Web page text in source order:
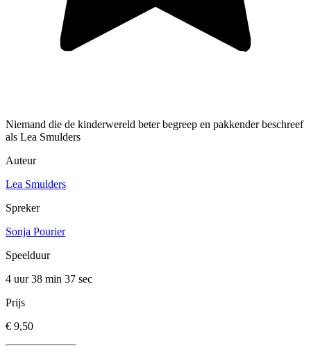
Niemand die de kinderwereld beter begreep en pakkender beschreef
als Lea Smulders
Auteur
Lea Smulders
Spreker
Sonja Pourier
Speelduur
4 uur 38 min 37 sec
Prijs
€ 9,50